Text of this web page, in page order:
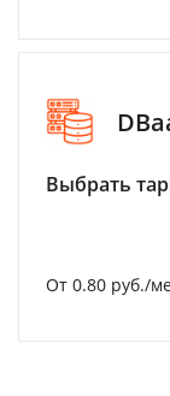
Выбрать
От 0.80 руб./